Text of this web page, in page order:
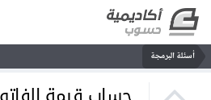
أسئلة البرمجة